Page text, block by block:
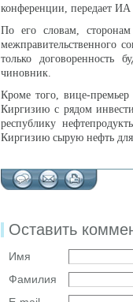
конференции, передает
По его словам, сторонам
межправительственного
только договоренность
чиновник.
Кроме того, вице-
Киргизию с рядом
республику
Киргизию сырую нефть
Оставить
Имя
Фамилия